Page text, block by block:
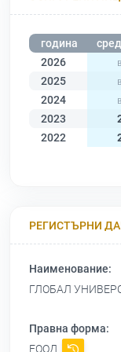
година
2026
2025
2024
2023
2022
РЕГИСТЪРНИ
Наименование:
ГЛОБАЛ
Правна форма:
ЕООД